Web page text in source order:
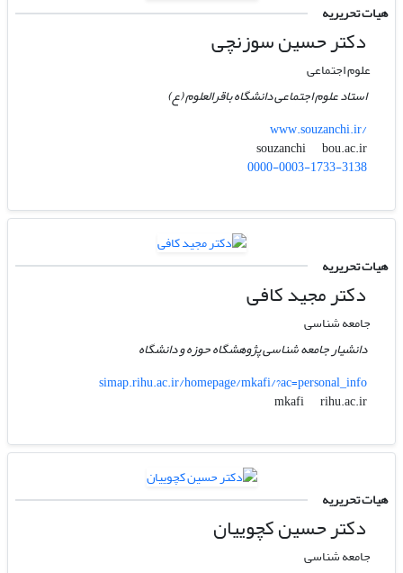
هیات تحریریه
دکتر حسین سوزنچی
علوم اجتماعی
استاد علوم اجتماعی دانشگاه باقرالعلوم (ع)
www.souzanchi.ir/
souzanchi
bou.ac.ir
0000-0003-1733-3138
هیات تحریریه
دکتر مجید کافی
جامعه شناسی
دانشیار جامعه شناسی پژوهشگاه حوزه و دانشگاه
simap.rihu.ac.ir/homepage/mkafi/?ac=personal_info
mkafi
rihu.ac.ir
هیات تحریریه
دکتر حسین کچوییان
جامعه شناسی